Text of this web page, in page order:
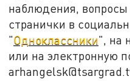
наблюдения,
странички в
"Одноклассники", на
или на электронную